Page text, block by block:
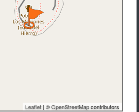
Leaflet | ©OpenStreetMapcontributors